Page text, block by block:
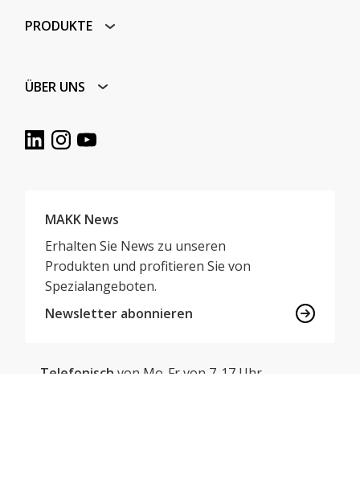
PRODUKTE
ÜBER UNS
MAKK News
Erhalten Sie News zu unseren
Produkten und profitieren Sie von
Spezialangeboten.
Newsletter abonnieren
Telefonisch von Mo-Fr von 7-17 Uhr